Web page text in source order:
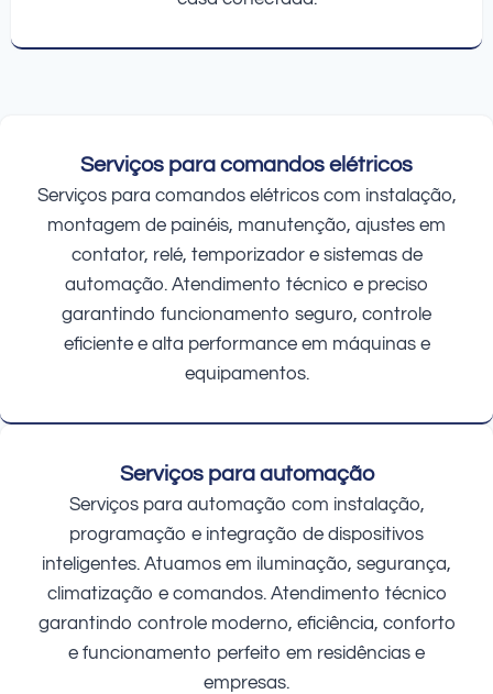
Serviços para comandos elétricos
Serviços para comandos elétricos com instalação,
montagem de painéis, manutenção, ajustes em
contator, relé, temporizador e sistemas de
automação. Atendimento técnico e preciso
garantindo funcionamento seguro, controle
eficiente e alta performance em máquinas e
equipamentos.
Serviços para automação
Serviços para automação com instalação,
programação e integração de dispositivos
inteligentes. Atuamos em iluminação, segurança,
climatização e comandos. Atendimento técnico
garantindo controle moderno, eficiência, conforto
e funcionamento perfeito em residências e
empresas.